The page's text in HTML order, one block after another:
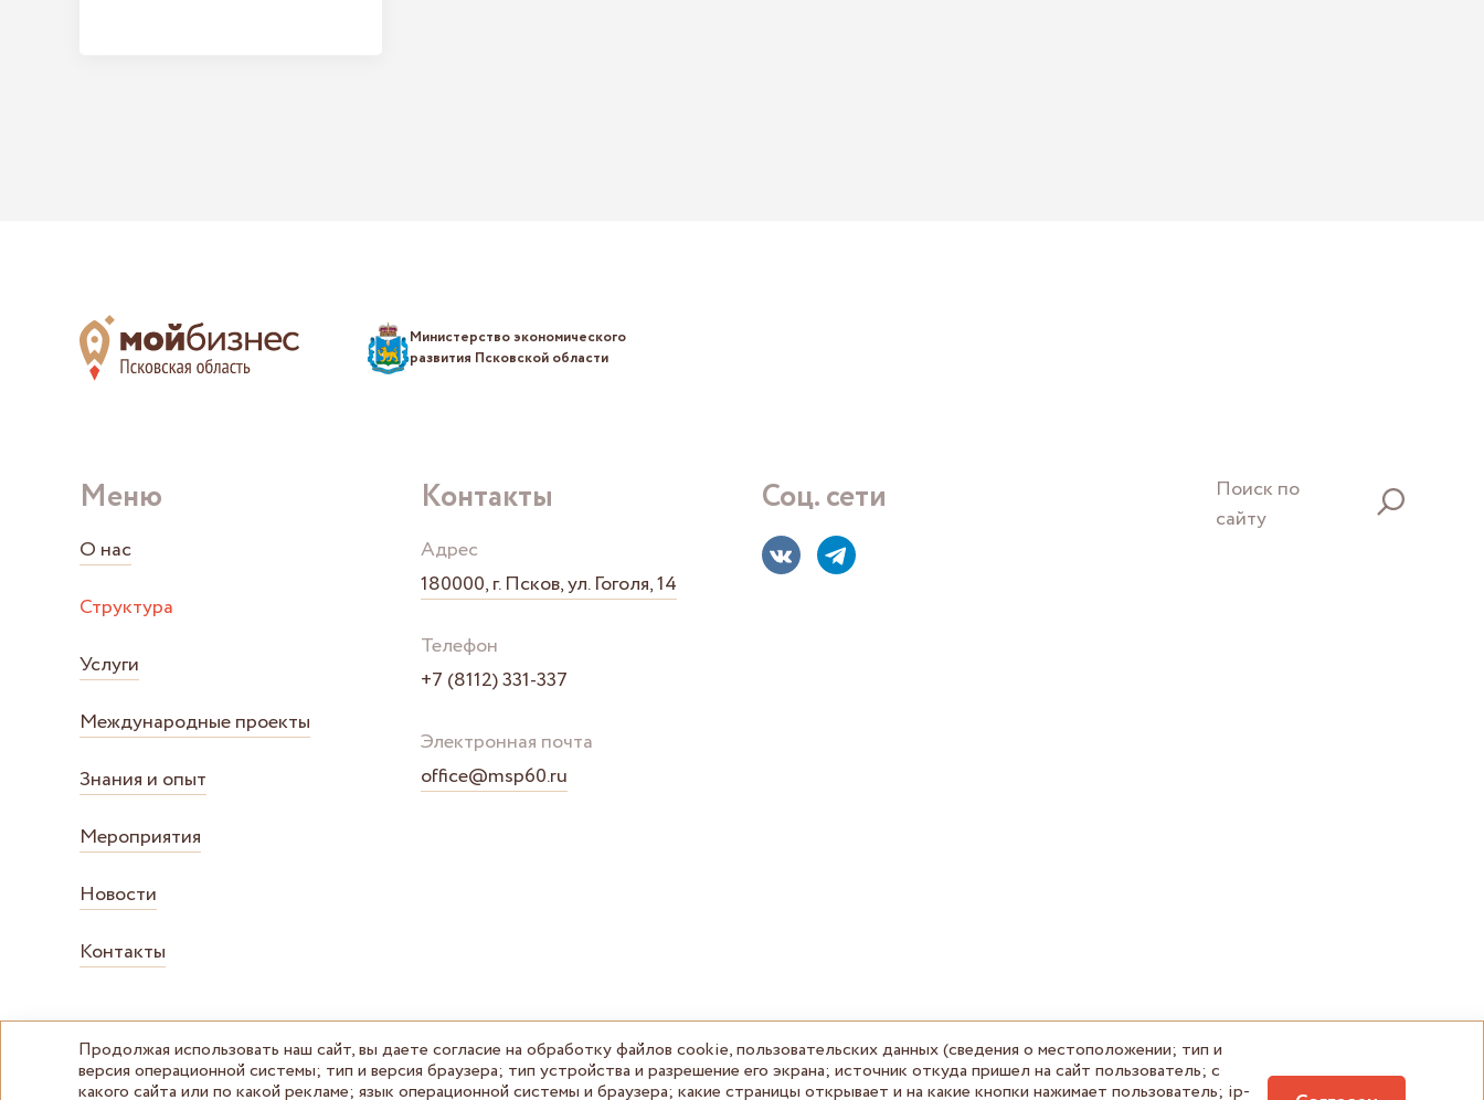
Министерство экономического
развития Псковской области
Меню
О нас
Структура
Услуги
Международные проекты
Знания и опыт
Мероприятия
Новости
Контакты
Контакты
Адрес
180000, г. Псков, ул. Гоголя, 14
Телефон
+7 (8112) 331-337
Электронная почта
office@msp60.ru
Соц. сети
Поиск по
сайту
© Центр "Мой бизнес" Псковская область 2026 Разработка сайта —
Продолжая использовать наш сайт, вы даете согласие на обработку файлов cookie, пользовательских данных (сведения о местоположении; тип и
версия операционной системы; тип и версия браузера; тип устройства и разрешение его экрана; источник откуда пришел на сайт пользователь; с
какого сайта или по какой рекламе; язык операционной системы и браузера; какие страницы открывает и на какие кнопки нажимает пользователь; ip-